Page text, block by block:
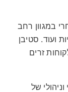
במגוון רחב
ועוד. סטיבן
זרים
של